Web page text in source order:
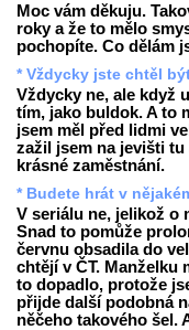
Moc vám děkuju.
roky a že to mělo
pochopíte. Co dělám
* Vždycky jste chtěl
Vždycky ne, ale když
tím, jako buldok. A to
jsem měl před lidmi
zažil jsem na jevišti
krásné zaměstnání.
* Budete hrát v
V seriálu ne, jelikož o
Snad to pomůže
červnu obsadila do
chtějí v ČT. Manželku
to dopadlo, protože
přijde další podobná
něčeho takového šel.